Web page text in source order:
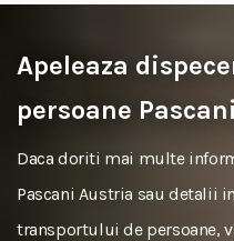
Apeleaza
persoane
Daca doriti mai multe
Pascani Austria sau detalii
transportului de persoane,